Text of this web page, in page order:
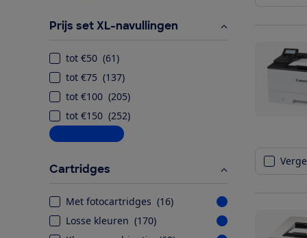
Prijs set XL-navullingen
tot €50 (61)
tot €75 (137)
tot €100 (205)
tot €150 (252)
Meer informatie
Cartridges
Met fotocartridges (16)
Losse kleuren (170)